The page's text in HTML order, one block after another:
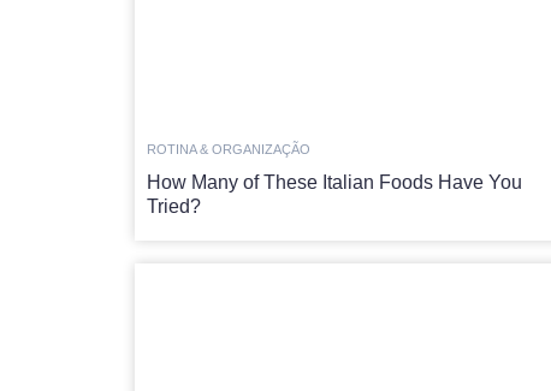
ROTINA & ORGANIZAÇÃO
How Many of These Italian Foods Have You
Tried?